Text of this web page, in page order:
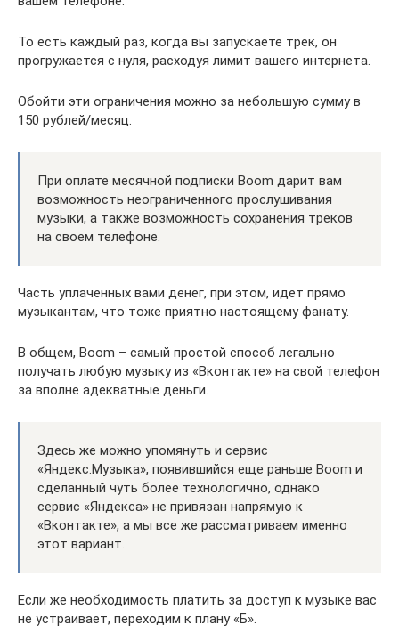
То есть каждый раз, когда вы запускаете трек, он
прогружается с нуля, расходуя лимит вашего интернета.
Обойти эти ограничения можно за небольшую сумму в
150 рублей/месяц.
При оплате месячной подписки Boom дарит вам
возможность неограниченного прослушивания
музыки, а также возможность сохранения треков
на своем телефоне.
Часть уплаченных вами денег, при этом, идет прямо
музыкантам, что тоже приятно настоящему фанату.
В общем, Boom – самый простой способ легально
получать любую музыку из «Вконтакте» на свой телефон
за вполне адекватные деньги.
Здесь же можно упомянуть и сервис
«Яндекс.Музыка», появившийся еще раньше Boom и
сделанный чуть более технологично, однако
сервис «Яндекса» не привязан напрямую к
«Вконтакте», а мы все же рассматриваем именно
этот вариант.
Если же необходимость платить за доступ к музыке вас
не устраивает, переходим к плану «Б».